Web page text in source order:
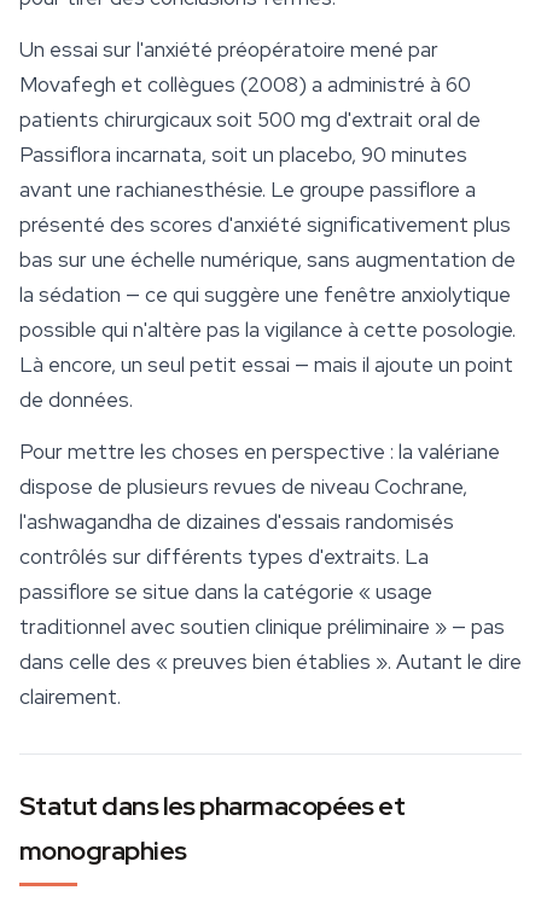
Un essai sur l'anxiété préopératoire mené par
Movafegh et collègues (2008) a administré à 60
patients chirurgicaux soit 500 mg d'extrait oral de
Passiflora incarnata, soit un placebo, 90 minutes
avant une rachianesthésie. Le groupe passiflore a
présenté des scores d'anxiété significativement plus
bas sur une échelle numérique, sans augmentation de
la sédation — ce qui suggère une fenêtre anxiolytique
possible qui n'altère pas la vigilance à cette posologie.
Là encore, un seul petit essai — mais il ajoute un point
de données.
Pour mettre les choses en perspective : la valériane
dispose de plusieurs revues de niveau Cochrane,
l'ashwagandha de dizaines d'essais randomisés
contrôlés sur différents types d'extraits. La
passiflore se situe dans la catégorie « usage
traditionnel avec soutien clinique préliminaire » — pas
dans celle des « preuves bien établies ». Autant le dire
clairement.
Statut dans les pharmacopées et
monographies